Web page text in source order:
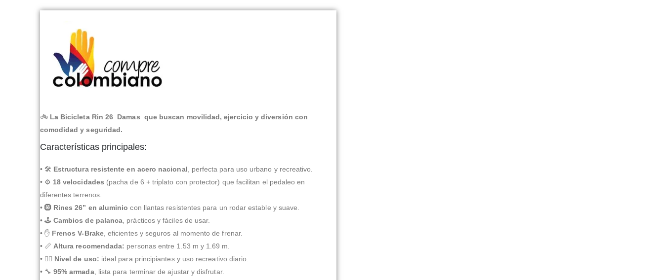
🚲 La Bicicleta Rin 26 Damas que buscan movilidad, ejercicio y diversión con
comodidad y seguridad.
Características principales:
• 🛠 Estructura resistente en acero nacional , perfecta para uso urbano y recreativo.
• ⚙ 18 velocidades (pacha de 6 + triplato con protector) que facilitan el pedaleo en
diferentes terrenos.
• 🛞 Rines 26” en aluminio con llantas resistentes para un rodar estable y suave.
• 🕹 Cambios de palanca , prácticos y fáciles de usar.
• ✋ Frenos V-Brake, eficientes y seguros al momento de frenar.
• 📏 Altura recomendada: personas entre 1.53 m y 1.69 m.
• 🧍‍♂️ Nivel de uso: ideal para principiantes y uso recreativo diario.
• 🔧 95% armada, lista para terminar de ajustar y disfrutar.